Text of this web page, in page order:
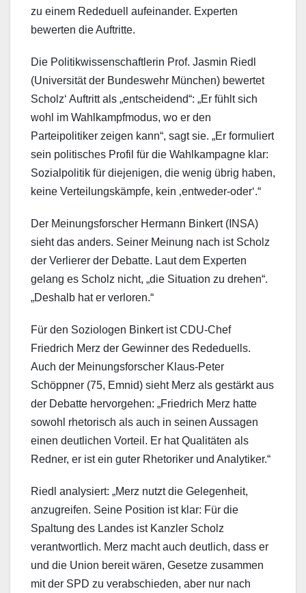
zu einem Rededuell aufeinander. Experten
bewerten die Auftritte.
Die Politikwissenschaftlerin Prof. Jasmin Riedl
(Universität der Bundeswehr München) bewertet
Scholz‘ Auftritt als „entscheidend“: „Er fühlt sich
wohl im Wahlkampfmodus, wo er den
Parteipolitiker zeigen kann“, sagt sie. „Er formuliert
sein politisches Profil für die Wahlkampagne klar:
Sozialpolitik für diejenigen, die wenig übrig haben,
keine Verteilungskämpfe, kein ‚entweder-oder‘.“
Der Meinungsforscher Hermann Binkert (INSA)
sieht das anders. Seiner Meinung nach ist Scholz
der Verlierer der Debatte. Laut dem Experten
gelang es Scholz nicht, „die Situation zu drehen“.
„Deshalb hat er verloren.“
Für den Soziologen Binkert ist CDU-Chef
Friedrich Merz der Gewinner des Rededuells.
Auch der Meinungsforscher Klaus-Peter
Schöppner (75, Emnid) sieht Merz als gestärkt aus
der Debatte hervorgehen: „Friedrich Merz hatte
sowohl rhetorisch als auch in seinen Aussagen
einen deutlichen Vorteil. Er hat Qualitäten als
Redner, er ist ein guter Rhetoriker und Analytiker.“
Riedl analysiert: „Merz nutzt die Gelegenheit,
anzugreifen. Seine Position ist klar: Für die
Spaltung des Landes ist Kanzler Scholz
verantwortlich. Merz macht auch deutlich, dass er
und die Union bereit wären, Gesetze zusammen
mit der SPD zu verabschieden, aber nur nach